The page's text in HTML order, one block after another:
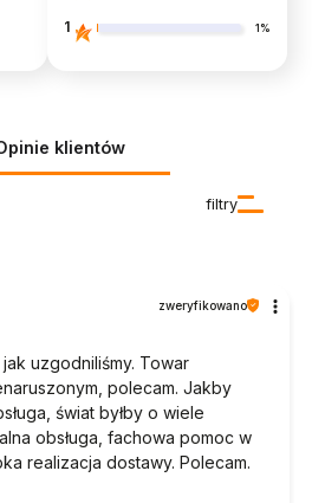
1 1%
klientów
filtry
zweryfikowano
uzgodniliśmy. Towar
polecam. Jakby
świat byłby o wiele
obsługa, fachowa pomoc w
realizacja dostawy. Polecam.